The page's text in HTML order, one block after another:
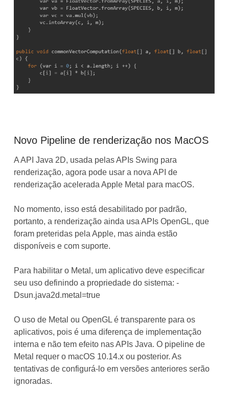
Novo Pipeline de renderização nos MacOS
A API Java 2D, usada pelas APIs Swing para
renderização, agora pode usar a nova API de
renderização acelerada Apple Metal para macOS.
No momento, isso está desabilitado por padrão,
portanto, a renderização ainda usa APIs OpenGL, que
foram preteridas pela Apple, mas ainda estão
disponíveis e com suporte.
Para habilitar o Metal, um aplicativo deve especificar
seu uso definindo a propriedade do sistema: -
Dsun.java2d.metal=true
O uso de Metal ou OpenGL é transparente para os
aplicativos, pois é uma diferença de implementação
interna e não tem efeito nas APIs Java. O pipeline de
Metal requer o macOS 10.14.x ou posterior. As
tentativas de configurá-lo em versões anteriores serão
ignoradas.